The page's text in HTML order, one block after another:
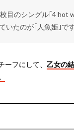
目のシングル｢4 hot
いたのが｢人魚姫｣です
ーフにして、 乙女の